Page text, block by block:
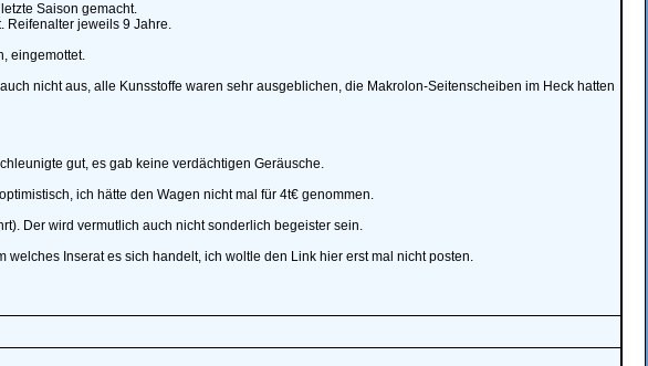
Saison gemacht.
Reifenalter jeweils 9 Jahre.
eingemottet.
nicht aus, alle Kunsstoffe waren sehr ausgeblichen, die Makrolon-Seitenscheiben im Heck hatten
gut, es gab keine verdächtigen Geräusche.
ich hätte den Wagen nicht mal für 4t€ genommen.
Der wird vermutlich auch nicht sonderlich begeister sein.
Inserat es sich handelt, ich woltle den Link hier erst mal nicht posten.